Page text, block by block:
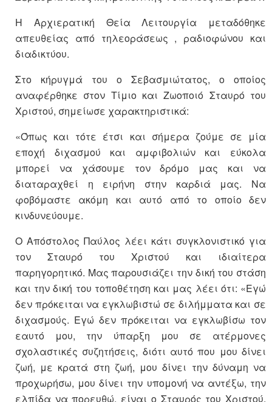
Η Αρχιερατική Θεία Λειτουργία μεταδόθηκε
απευθείας από τηλεοράσεως , ραδιοφώνου και
διαδικτύου.
Στο κήρυγμά του ο Σεβασμιώτατος, ο οποίος
αναφέρθηκε στον Τίμιο και Ζωοποιό Σταυρό του
Χριστού, σημείωσε χαρακτηριστικά:
«Όπως και τότε έτσι και σήμερα ζούμε σε μία
εποχή διχασμού και αμφιβολιών και εύκολα
μπορεί να χάσουμε τον δρόμο μας και να
διαταραχθεί η ειρήνη στην καρδιά μας. Να
φοβόμαστε ακόμη και αυτό από το οποίο δεν
κινδυνεύουμε.
Ο Απόστολος Παύλος λέει κάτι συγκλονιστικό για
τον Σταυρό του Χριστού και ιδιαίτερα
παρηγορητικό. Μας παρουσιάζει την δική του στάση
και την δική του τοποθέτηση και μας λέει ότι: «Εγώ
δεν πρόκειται να εγκλωβιστώ σε διλήμματα και σε
διχασμούς. Εγώ δεν πρόκειται να εγκλωβίσω τον
εαυτό μου, την ύπαρξη μου σε ατέρμονες
σχολαστικές συζητήσεις, διότι αυτό που μου δίνει
ζωή, με κρατά στη ζωή, μου δίνει την δύναμη να
προχωρήσω, μου δίνει την υπομονή να αντέξω, την
ελπίδα να πορευθώ, είναι ο Σταυρός του Χριστού.